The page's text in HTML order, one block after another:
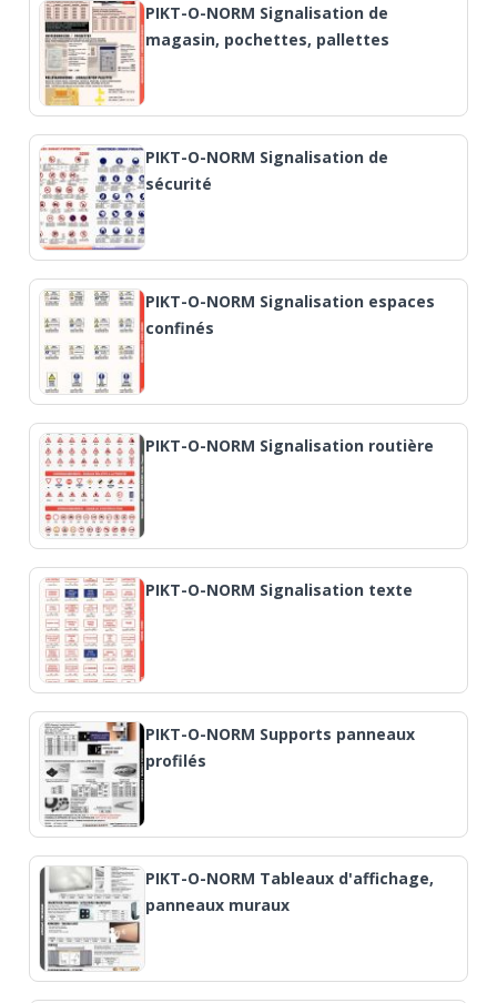
PIKT-O-NORM Signalisation de
magasin, pochettes, pallettes
PIKT-O-NORM Signalisation de
sécurité
PIKT-O-NORM Signalisation espaces
confinés
PIKT-O-NORM Signalisation routière
PIKT-O-NORM Signalisation texte
PIKT-O-NORM Supports panneaux
profilés
PIKT-O-NORM Tableaux d'affichage,
panneaux muraux